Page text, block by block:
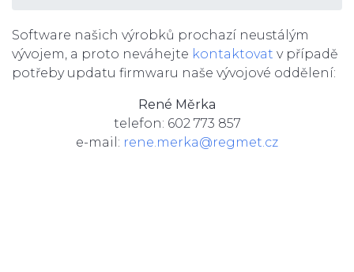
Software našich výrobků prochazí neustálým
vývojem, a proto neváhejte kontaktovat v případě
potřeby updatu firmwaru naše vývojové oddělení:
René Měrka
telefon: 602 773 857
e-mail: rene.merka@regmet.cz